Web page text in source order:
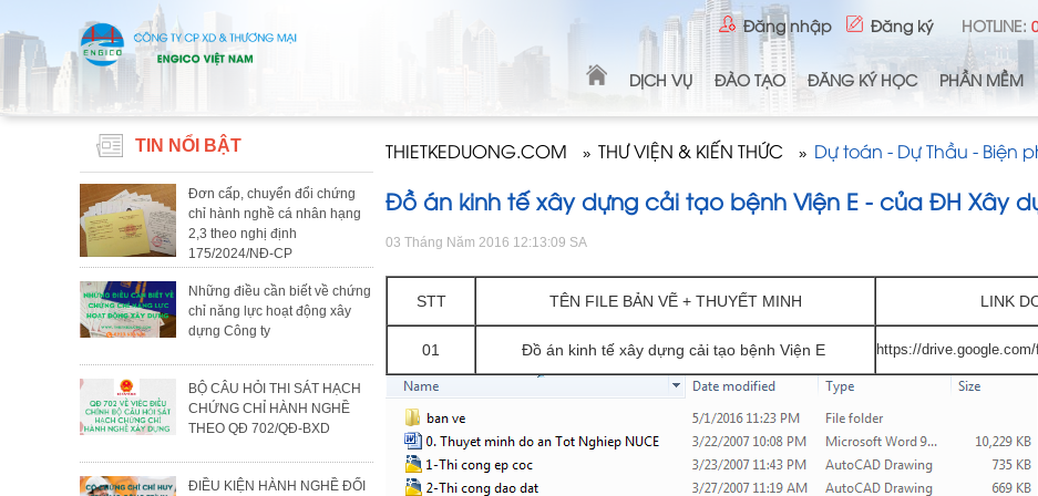
HOTLINE:
Đăng nhập Đăng ký
DỊCH VỤ ĐÀO TẠO ĐĂNG KÝ HỌC PHẦN MỀM
TIN NỔI BẬT
Đơn cấp, chuyển đổi chứng
chỉ hành nghề cá nhân hạng
2,3 theo nghị định
175/2024/NĐ-CP
Những điều cần biết về chứng
chỉ năng lực hoạt động xây
dựng Công ty
BỘ CÂU HỎI THI SÁT HẠCH
CHỨNG CHỈ HÀNH NGHỀ
THEO QĐ 702/QĐ-BXD
ĐIỀU KIỆN HÀNH NGHỀ ĐỐI
THIETKEDUONG.COM » THƯ VIỆN & KIẾN THỨC » Dự toán - Dự Thầu - Biện
Đồ án kinh tế xây dựng cải tạo bệnh Viện E - của ĐH Xây
03 Tháng Năm 2016 12:13:09 SA
STT TÊN FILE BẢN VẼ + THUYẾT MINH LINK
01 Đồ án kinh tế xây dựng cải tạo bệnh Viện E https://